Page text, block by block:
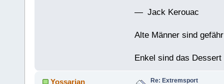
— Jack Kerouac
Alte Männer sind
Enkel sind das
Yossarian Re: Extremsport